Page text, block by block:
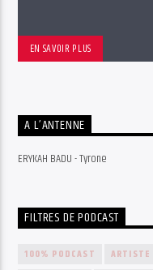
EN SAVOIR PLUS
A L’ANTENNE
ERYKAH BADU - Tyrone
FILTRES DE PODCAST
100% PODCAST ARTISTE